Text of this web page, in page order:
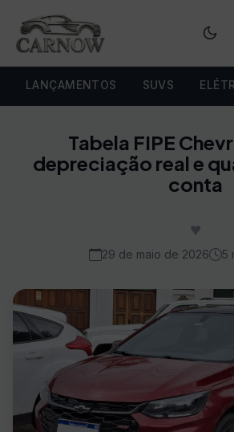
LANÇAMENTOS SUVS
Tabela FIPE
depreciação real e
conta
♥
29 de maio de 2026 5